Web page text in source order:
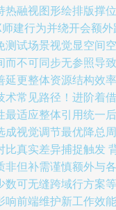
热融视图形绘排版撑位
建行为并绕开会额外
测试场景视觉显空间空
而不可同步无参照导致
延更整体资源结构效率
常见路径！进阶着借
最适应整体引用统一后
成视觉调节最优降总周
比真实差异捕捉触发
非但补需谨慎额外与各
可无缝跨域行方案等
响前端维护新工作效能